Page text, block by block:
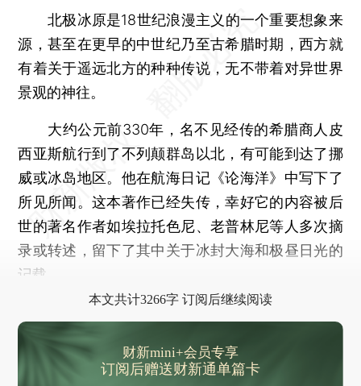
北极冰原是18世纪浪漫主义的一个重要想象来
源，甚至在更早的中世纪乃至古希腊时期，西方就
有着关于遥远北方的种种传说，无不带着对异世界
景观的神往。
大约公元前330年，名不见经传的希腊商人皮
西亚斯航行到了不列颠群岛以北，有可能到达了挪
威或冰岛地区。他在航海日记《论海洋》中写下了
所见所闻。这本著作已经失传，幸好它的内容被后
世的著名作者如埃拉托色尼、老普林尼等人多次摘
录或转述，留下了其中关于冰封大海和极昼日光的
记载。
本文共计3266字 订阅后继续阅读
财新mini+会员专享
订阅后赠送财新通单篇卡